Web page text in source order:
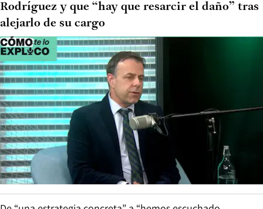
Rodríguez y que “hay que resarcir el daño” tras
alejarlo de su cargo